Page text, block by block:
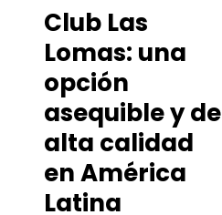
Club Las
Lomas: una
opción
asequible y de
alta calidad
en América
Latina